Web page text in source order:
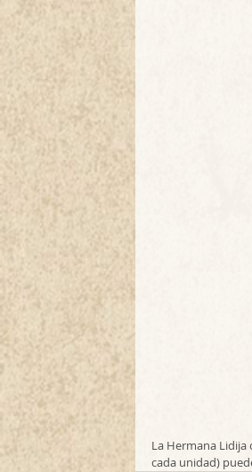
La Hermana Lidija
cada unidad)